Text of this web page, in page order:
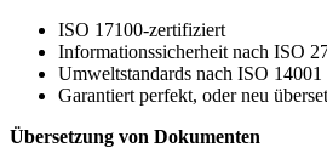
ISO 17100-zertifiziert
Informationssicherheit nach ISO
Umweltstandards nach ISO 14001
Garantiert perfekt, oder neu
Übersetzung von Dokumenten